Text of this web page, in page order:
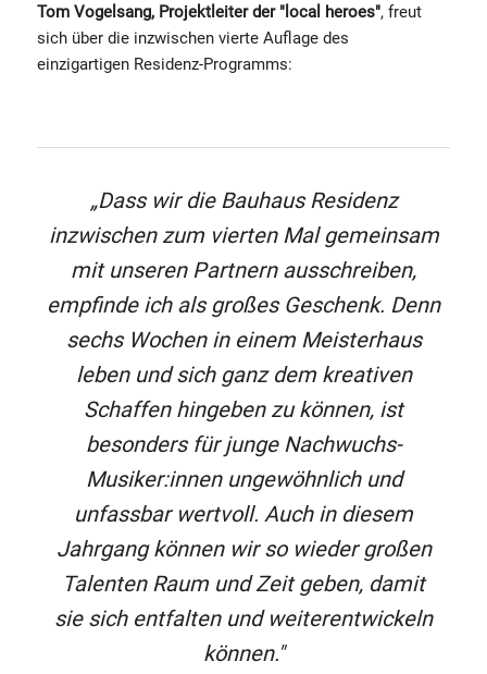
Tom Vogelsang, Projektleiter der "local heroes", freut
sich über die inzwischen vierte Auflage des
einzigartigen Residenz-Programms:
„Dass wir die Bauhaus Residenz
inzwischen zum vierten Mal gemeinsam
mit unseren Partnern ausschreiben,
empfinde ich als großes Geschenk. Denn
sechs Wochen in einem Meisterhaus
leben und sich ganz dem kreativen
Schaffen hingeben zu können, ist
besonders für junge Nachwuchs-
Musiker:innen ungewöhnlich und
unfassbar wertvoll. Auch in diesem
Jahrgang können wir so wieder großen
Talenten Raum und Zeit geben, damit
sie sich entfalten und weiterentwickeln
können."